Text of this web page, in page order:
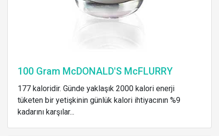
100 Gram McDONALD'S McFLURRY
177 kaloridir. Günde yaklaşık 2000 kalori enerji
tüketen bir yetişkinin günlük kalori ihtiyacının %9
kadarını karşılar...